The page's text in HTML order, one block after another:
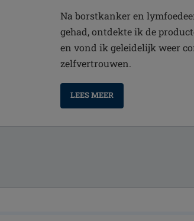
Na borstkanker en
gehad, ontdekte ik de
en vond ik geleidelijk weer
zelfvertrouwen.
LEES MEER